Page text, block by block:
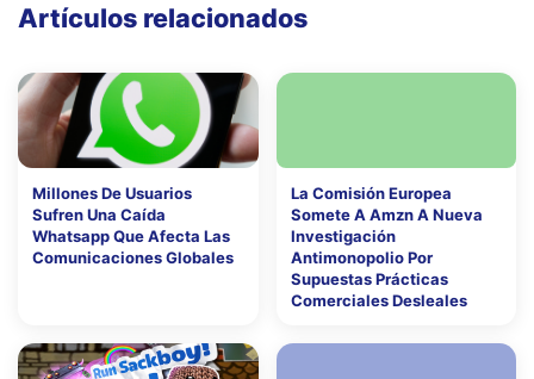
Artículos relacionados
Millones De Usuarios
Sufren Una Caída
Whatsapp Que Afecta Las
Comunicaciones Globales
La Comisión Europea
Somete A Amzn A Nueva
Investigación
Antimonopolio Por
Supuestas Prácticas
Comerciales Desleales